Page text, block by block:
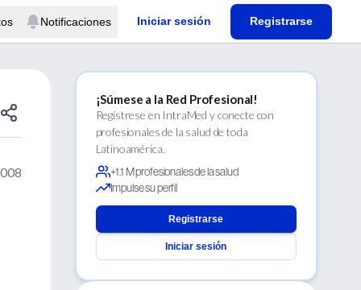
Notificaciones Iniciar sesión Registrarse
¡Súmese a la Red Profesional!
Regístrese en IntraMed y conecte con
profesionales de la salud de toda
Latinoamérica.
+1.1 M profesionales de la salud
Impulse su perfil
Registrarse
Iniciar sesión